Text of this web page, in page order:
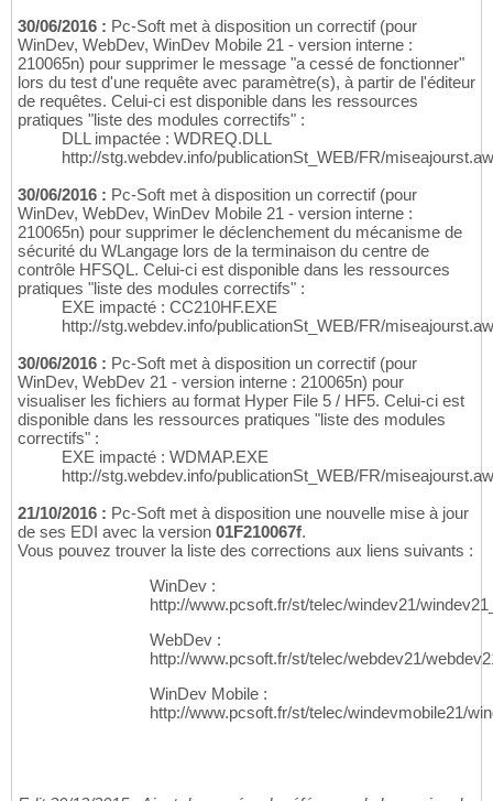
30/06/2016 : Pc-Soft met à disposition un correctif (pour
WinDev, WebDev, WinDev Mobile 21 - version interne :
210065n) pour supprimer le message "a cessé de fonctionner"
lors du test d'une requête avec paramètre(s), à partir de l'éditeur
de requêtes. Celui-ci est disponible dans les ressources
pratiques "liste des modules correctifs" :
DLL impactée : WDREQ.DLL
http://stg.webdev.info/publicationSt_WEB/FR/
30/06/2016 : Pc-Soft met à disposition un correctif (pour
WinDev, WebDev, WinDev Mobile 21 - version interne :
210065n) pour supprimer le déclenchement du mécanisme de
sécurité du WLangage lors de la terminaison du centre de
contrôle HFSQL. Celui-ci est disponible dans les ressources
pratiques "liste des modules correctifs" :
EXE impacté : CC210HF.EXE
http://stg.webdev.info/publicationSt_WEB/FR/
30/06/2016 : Pc-Soft met à disposition un correctif (pour
WinDev, WebDev 21 - version interne : 210065n) pour
visualiser les fichiers au format Hyper File 5 / HF5. Celui-ci est
disponible dans les ressources pratiques "liste des modules
correctifs" :
EXE impacté : WDMAP.EXE
http://stg.webdev.info/publicationSt_WEB/FR/
21/10/2016 : Pc-Soft met à disposition une nouvelle mise à jour
de ses EDI avec la version 01F210067f.
Vous pouvez trouver la liste des corrections aux liens suivants :
WinDev :
http://www.pcsoft.fr/st/telec/windev21/
WebDev :
http://www.pcsoft.fr/st/telec/webdev21/
WinDev Mobile :
http://www.pcsoft.fr/st/telec/windevmobile21/